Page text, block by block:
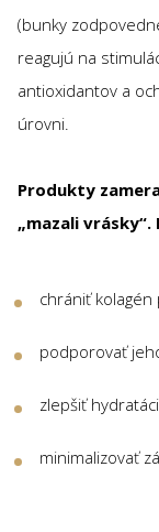
(bunky
reagujú na
antioxidantov a
úrovni.
Produkty
„mazali vrásky“.
chrániť
podporovať
zlepšiť
minimalizovať